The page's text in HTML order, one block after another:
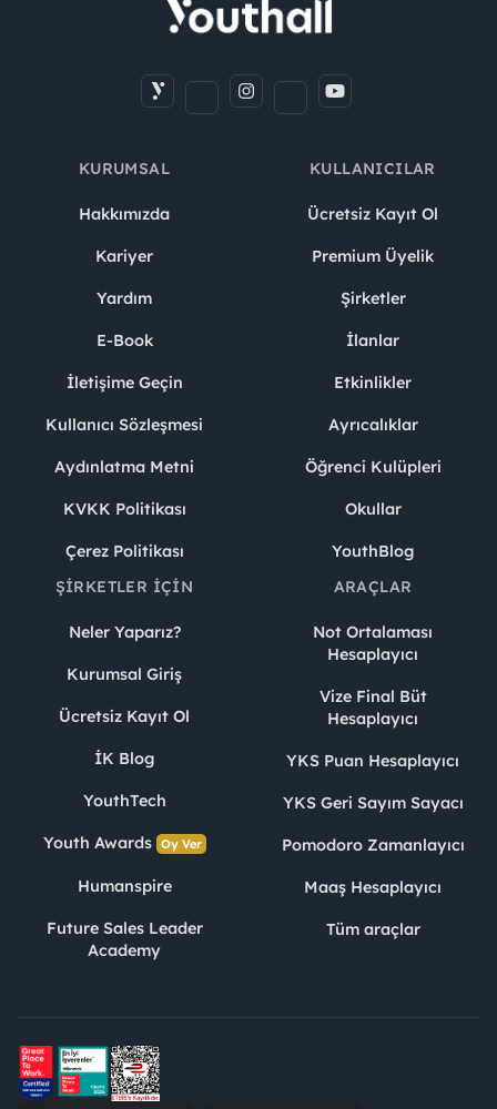
KURUMSAL
Hakkımızda
Kariyer
Yardım
E-Book
İletişime Geçin
Kullanıcı Sözleşmesi
Aydınlatma Metni
KVKK Politikası
Çerez Politikası
KULLANICILAR
Ücretsiz Kayıt Ol
Premium Üyelik
Şirketler
İlanlar
Etkinlikler
Ayrıcalıklar
Öğrenci Kulüpleri
Okullar
YouthBlog
ŞIRKETLER İÇIN
Neler Yaparız?
Kurumsal Giriş
Ücretsiz Kayıt Ol
İK Blog
YouthTech
Youth Awards Oy Ver
Humanspire
Future Sales Leader
Academy
ARAÇLAR
Not Ortalaması
Hesaplayıcı
Vize Final Büt
Hesaplayıcı
YKS Puan Hesaplayıcı
YKS Geri Sayım Sayacı
Pomodoro Zamanlayıcı
Maaş Hesaplayıcı
Tüm araçlar